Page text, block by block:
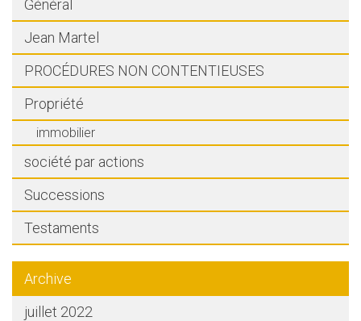
Général
Jean Martel
PROCÉDURES NON CONTENTIEUSES
Propriété
immobilier
société par actions
Successions
Testaments
Archive
juillet 2022